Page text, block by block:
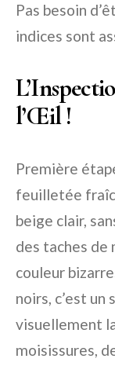
Pas besoin
indices sont
l’Œil !
Première
feuilletée
beige clair,
des taches de
couleur
noirs, c’est un
visuellement
moisissures,